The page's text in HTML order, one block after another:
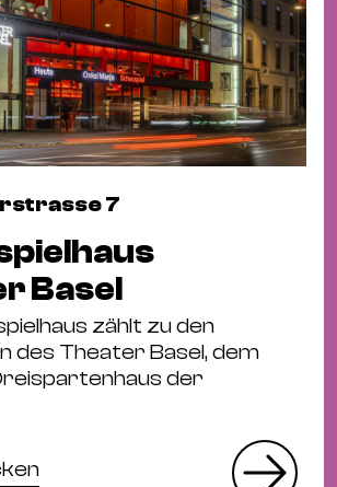
7
Basel
zählt zu den
des Theater Basel, dem
der